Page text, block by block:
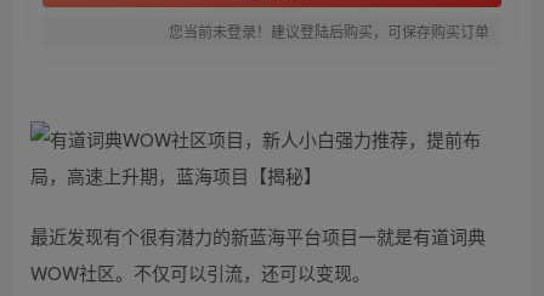
您当前未登录！建议登陆后购买，可保存购买订单
最近发现有个很有潜力的新蓝海平台项目一就是有道词典
WOW社区。不仅可以引流，还可以变现。